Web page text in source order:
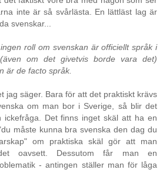
inte är så svårlästa. En lättläst lag är
svenskar...
roll om svenskan är officiellt språk i
om det givetvis borde vara det)
är de facto språk.
jag säger. Bara för att det praktiskt krävs
om man bor i Sverige, så blir det
ickefråga. Det finns inget skäl att ha en
måste kunna bra svenska den dag du
om praktiska skäl gör att man
oavsett. Dessutom får man en
- antingen ställer man för låga